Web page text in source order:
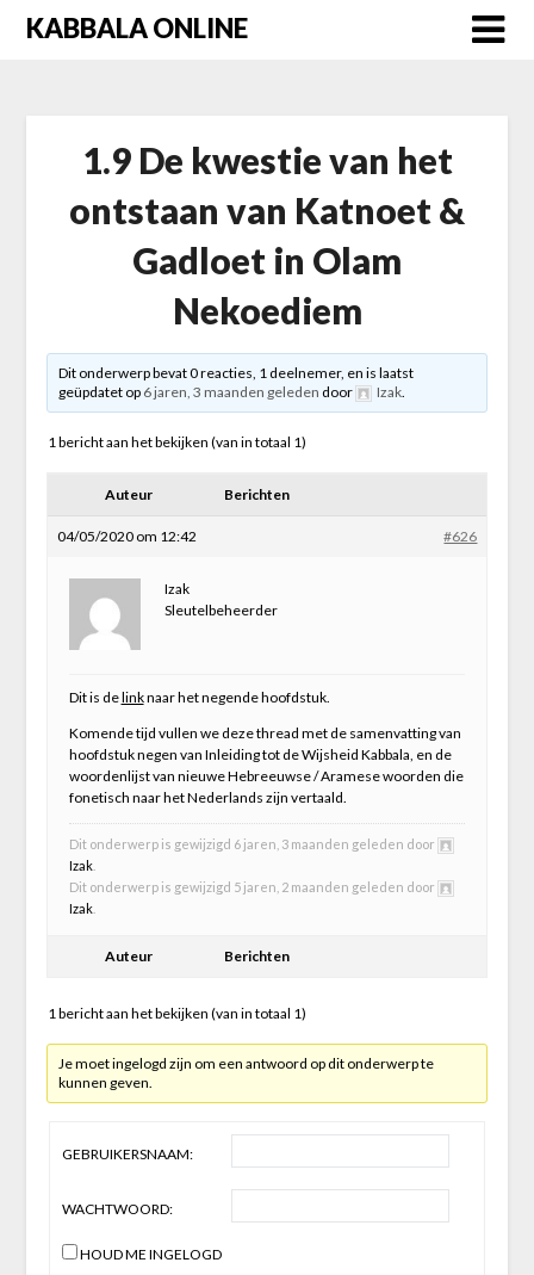
SkipKABBALA ONLINE
1.9 De kwestie van het
ontstaan van Katnoet &
Gadloet in Olam
Nekoediem
Dit onderwerp bevat 0 reacties, 1 deelnemer, en is laatst
geüpdatet op 6 jaren, 3 maanden geleden door Izak.
1 bericht aan het bekijken (van in totaal 1)
Auteur Berichten
04/05/2020 om 12:42 #626
Izak
Sleutelbeheerder
Dit is delinknaar het negende hoofdstuk.
Komende tijd vullen we deze thread met de samenvatting van
hoofdstuk negen van Inleiding tot de Wijsheid Kabbala, en de
woordenlijst van nieuwe Hebreeuwse / Aramese woorden die
fonetisch naar het Nederlands zijn vertaald.
Dit onderwerp is gewijzigd 6 jaren, 3 maanden geleden door
Izak.
Dit onderwerp is gewijzigd 5 jaren, 2 maanden geleden door
Izak.
Auteur Berichten
1 bericht aan het bekijken (van in totaal 1)
Je moet ingelogd zijn om een antwoord op dit onderwerp te
kunnen geven.
GEBRUIKERSNAAM:
WACHTWOORD:
HOUD ME INGELOGD